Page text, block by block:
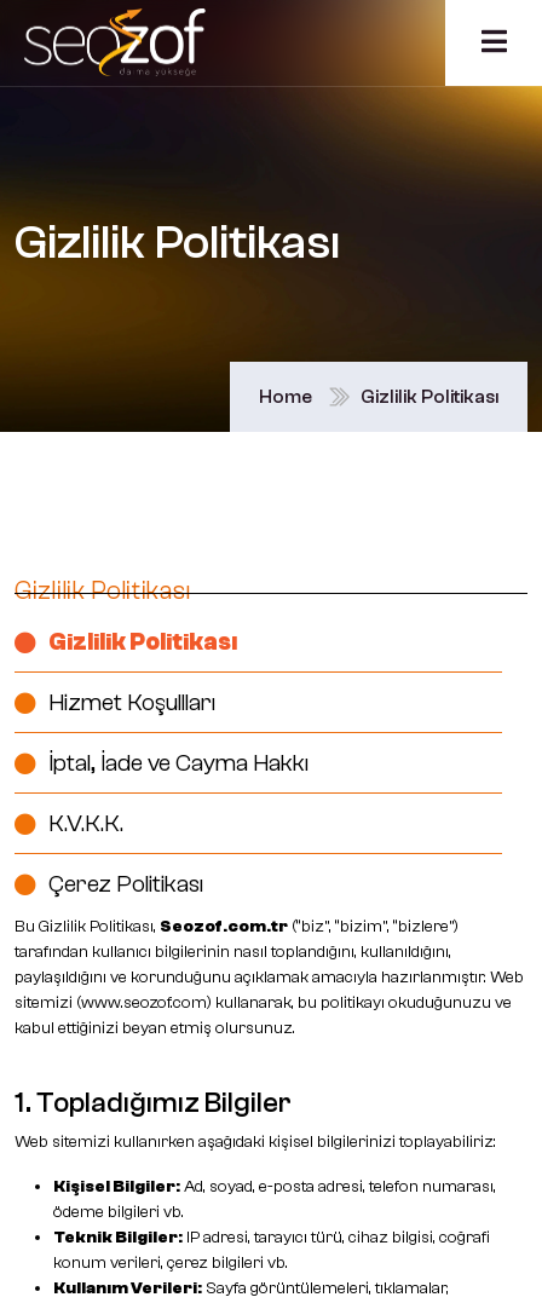
Gizlilik Politikası
Home Gizlilik Politikası
Gizlilik Politikası
Gizlilik Politikası
Hizmet Koşullları
İptal, İade ve Cayma Hakkı
K.V.K.K.
Çerez Politikası
Bu Gizlilik Politikası, Seozof.com.tr (“biz”, “bizim”, “bizlere”)
tarafından kullanıcı bilgilerinin nasıl toplandığını, kullanıldığını,
paylaşıldığını ve korunduğunu açıklamak amacıyla hazırlanmıştır. Web
sitemizi (www.seozof.com) kullanarak, bu politikayı okuduğunuzu ve
kabul ettiğinizi beyan etmiş olursunuz.
1. Topladığımız Bilgiler
Web sitemizi kullanırken aşağıdaki kişisel bilgilerinizi toplayabiliriz:
Kişisel Bilgiler:Ad, soyad, e-posta adresi, telefon numarası,
ödeme bilgileri vb.
Teknik Bilgiler: IP adresi, tarayıcı türü, cihaz bilgisi, coğrafi
konum verileri, çerez bilgileri vb.
Kullanım Verileri: Sayfa görüntülemeleri, tıklamalar,